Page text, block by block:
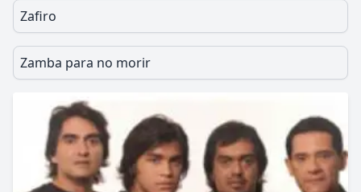
Zafiro
Zamba para no morir